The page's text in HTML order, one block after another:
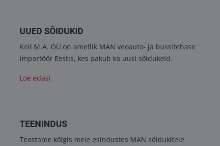
UUED SÕIDUKID
Keil M.A. OÜ on ametlik MAN veoauto- ja bussitehase
importöör Eestis, kes pakub ka uusi sõidukeid.
Loe edasi
TEENINDUS
Teostame kõigis meie esindustes MAN sõidukitele